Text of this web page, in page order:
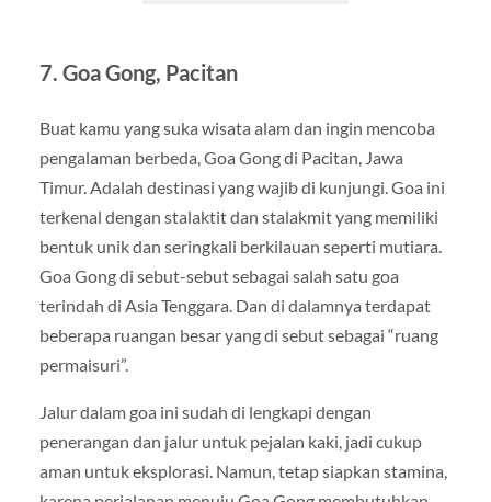
7. Goa Gong, Pacitan
Buat kamu yang suka wisata alam dan ingin mencoba
pengalaman berbeda, Goa Gong di Pacitan, Jawa
Timur. Adalah destinasi yang wajib di kunjungi. Goa ini
terkenal dengan stalaktit dan stalakmit yang memiliki
bentuk unik dan seringkali berkilauan seperti mutiara.
Goa Gong di sebut-sebut sebagai salah satu goa
terindah di Asia Tenggara. Dan di dalamnya terdapat
beberapa ruangan besar yang di sebut sebagai “ruang
permaisuri”.
Jalur dalam goa ini sudah di lengkapi dengan
penerangan dan jalur untuk pejalan kaki, jadi cukup
aman untuk eksplorasi. Namun, tetap siapkan stamina,